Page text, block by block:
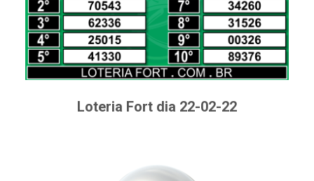
Loteria Fort dia 22-02-22